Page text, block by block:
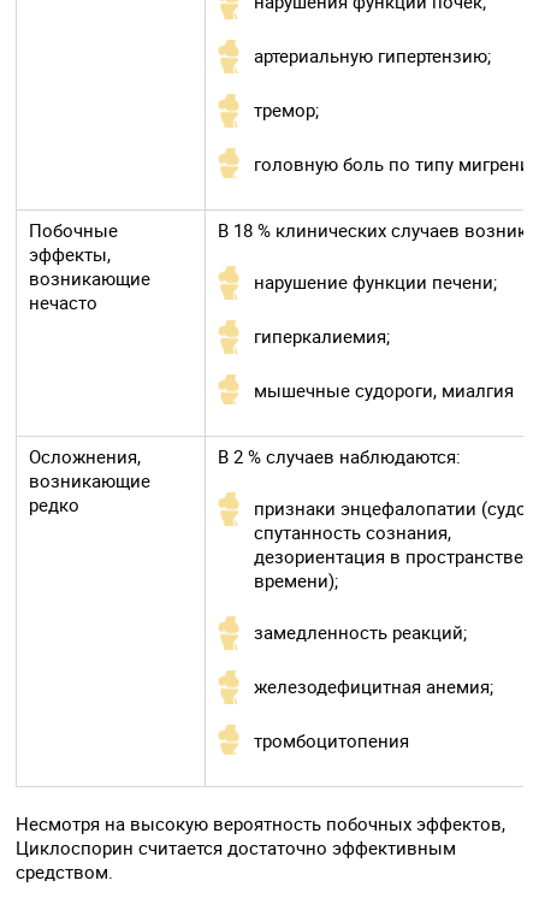
артериальную гипертензию;
тремор;
головную боль по типу мигрени
Побочные
эффекты,
возникающие
нечасто
В 18 % клинических случаев
нарушение функции печени;
гиперкалиемия;
мышечные судороги, миалгия
Осложнения,
возникающие
редко
В 2 % случаев наблюдаются:
признаки энцефалопатии
спутанность сознания,
дезориентация в пространстве и
времени);
замедленность реакций;
железодефицитная анемия;
тромбоцитопения
Несмотря на высокую вероятность побочных эффектов,
Циклоспорин считается достаточно эффективным
средством.